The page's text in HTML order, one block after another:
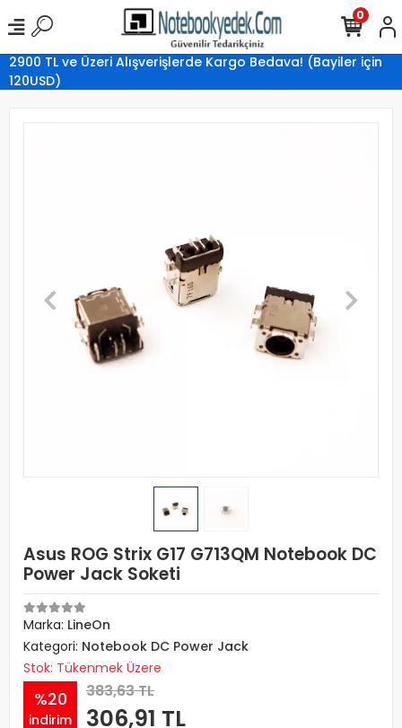
2900 TL ve Üzeri Alışverişlerde Kargo Bedava! (Bayiler için
120USD)
0
Asus ROG Strix G17 G713QM Notebook DC
Power Jack Soketi
Marka: LineOn
Kategori: Notebook DC Power Jack
Stok: Tükenmek Üzere
%20
indirim
383,63 TL
306,91 TL